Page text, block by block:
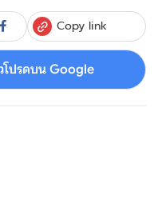
Copy link
โปรดบน Google